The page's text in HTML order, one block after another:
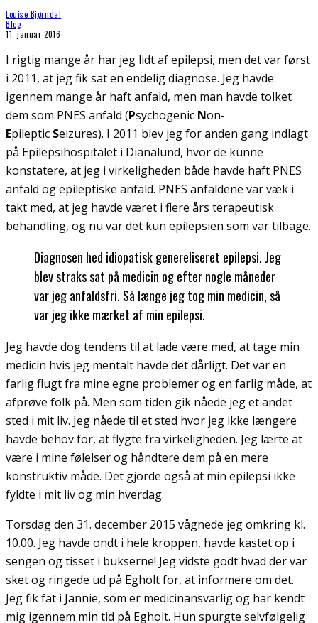
Louise Bjørndal
Blog
11. januar 2016
I rigtig mange år har jeg lidt af epilepsi, men det var først
i 2011, at jeg fik sat en endelig diagnose. Jeg havde
igennem mange år haft anfald, men man havde tolket
dem som PNES anfald (Psychogenic Non-
Epileptic Seizures). I 2011 blev jeg for anden gang indlagt
på Epilepsihospitalet i Dianalund, hvor de kunne
konstatere, at jeg i virkeligheden både havde haft PNES
anfald og epileptiske anfald. PNES anfaldene var væk i
takt med, at jeg havde været i flere års terapeutisk
behandling, og nu var det kun epilepsien som var tilbage.
Diagnosen hed idiopatisk genereliseret epilepsi. Jeg
blev straks sat på medicin og efter nogle måneder
var jeg anfaldsfri. Så længe jeg tog min medicin, så
var jeg ikke mærket af min epilepsi.
Jeg havde dog tendens til at lade være med, at tage min
medicin hvis jeg mentalt havde det dårligt. Det var en
farlig flugt fra mine egne problemer og en farlig måde, at
afprøve folk på. Men som tiden gik nåede jeg et andet
sted i mit liv. Jeg nåede til et sted hvor jeg ikke længere
havde behov for, at flygte fra virkeligheden. Jeg lærte at
være i mine følelser og håndtere dem på en mere
konstruktiv måde. Det gjorde også at min epilepsi ikke
fyldte i mit liv og min hverdag.
Torsdag den 31. december 2015 vågnede jeg omkring kl.
10.00. Jeg havde ondt i hele kroppen, havde kastet op i
sengen og tisset i bukserne! Jeg vidste godt hvad der var
sket og ringede ud på Egholt for, at informere om det.
Jeg fik fat i Jannie, som er medicinansvarlig og har kendt
mig igennem min tid på Egholt. Hun spurgte selvfølgelig